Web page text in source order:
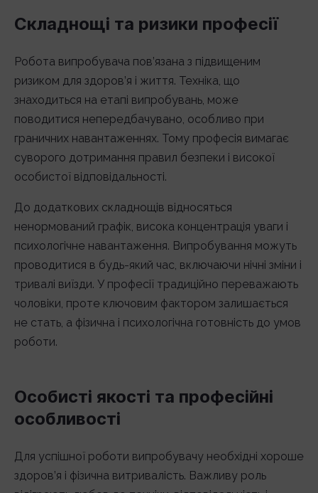
Складнощі та ризики професії
Робота випробувача пов’язана з підвищеним
ризиком для здоров’я і життя. Техніка, що
знаходиться на етапі випробувань, може
поводитися непередбачувано, особливо при
граничних навантаженнях. Тому професія вимагає
суворого дотримання правил безпеки і високої
особистої відповідальності.
До додаткових складнощів відносяться
ненормований графік, висока концентрація уваги і
психологічне навантаження. Випробування можуть
проводитися в будь-який час, включаючи нічні зміни і
тривалі виїзди. У професії традиційно переважають
чоловіки, проте ключовим фактором залишається
не стать, а фізична і психологічна готовність до умов
роботи.
Особисті якості та професійні
особливості
Для успішної роботи випробувачу необхідні хороше
здоров’я і фізична витривалість. Важливу роль